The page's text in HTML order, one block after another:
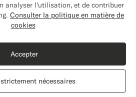
cassé
en développement durable Close
vers : États-Unis ?
votre adresse pour voir les
pour vous.
États-Unis(USD)
l'adresse
analyser l'utilisation, et de contribuer
Consulter la politique en matière de
cookies
nécessaires
Accepter